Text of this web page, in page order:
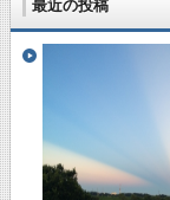
最近の投稿
毎日面